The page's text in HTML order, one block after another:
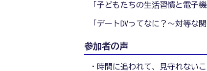
「子どもたちの生活習慣と電子機
「デートDVってなに？～対等な
参加者の声
・時間に追われて、見守れない